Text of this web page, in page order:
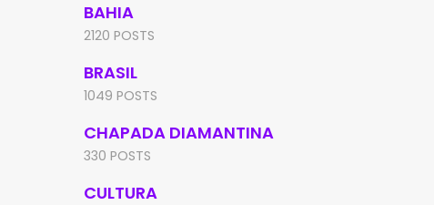
BAHIA
2120 POSTS
BRASIL
1049 POSTS
CHAPADA DIAMANTINA
330 POSTS
CULTURA